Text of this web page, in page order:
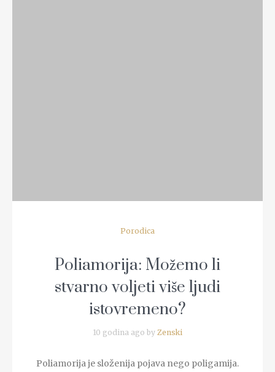
Porodica
Poliamorija: Možemo li
stvarno voljeti više ljudi
istovremeno?
10 godina ago by Zenski
Poliamorija je složenija pojava nego poligamija.